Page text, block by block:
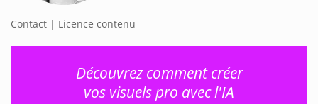
Contact | Licence contenu
Découvrez comment créer
vos visuels pro avec l'IA